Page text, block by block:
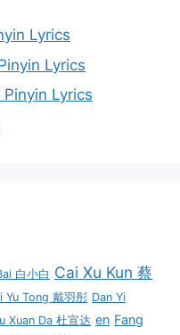
Lyrics
Lyrics
Pinyin Lyrics
白小白 Cai Xu Kun 蔡
Yu Tong 戴羽彤 Dan Yi
Xuan Da 杜宣达 en Fang